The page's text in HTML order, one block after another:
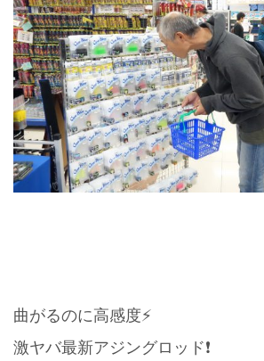
曲がるのに高感度⚡️
激ヤバ最新アジングロッド❗️